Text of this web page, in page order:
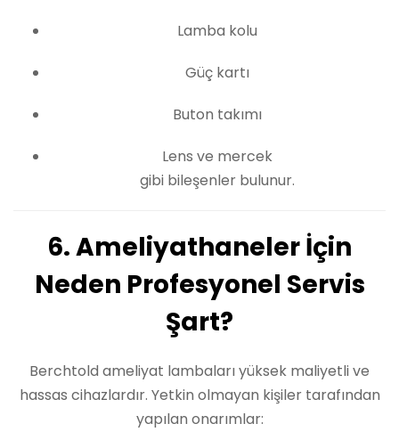
Lamba kolu
Güç kartı
Buton takımı
Lens ve mercek
gibi bileşenler bulunur.
6. Ameliyathaneler İçin
Neden Profesyonel Servis
Şart?
Berchtold ameliyat lambaları yüksek maliyetli ve
hassas cihazlardır. Yetkin olmayan kişiler tarafından
yapılan onarımlar: